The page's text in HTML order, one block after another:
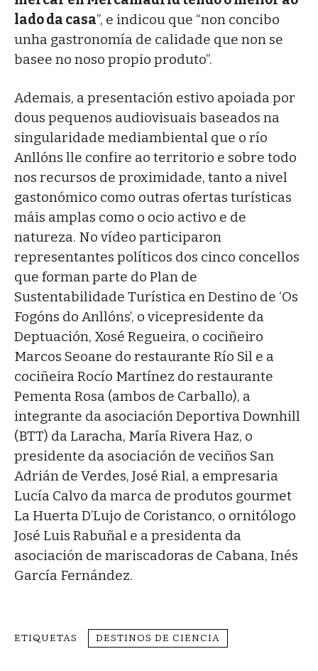
lado da casa”, e indicou que “non concibo
unha gastronomía de calidade que non se
basee no noso propio produto”.
Ademais, a presentación estivo apoiada por
dous pequenos audiovisuais baseados na
singularidade mediambiental que o río
Anllóns lle confire ao territorio e sobre todo
nos recursos de proximidade, tanto a nivel
gastonómico como outras ofertas turísticas
máis amplas como o ocio activo e de
natureza. No vídeo participaron
representantes políticos dos cinco concellos
que forman parte do Plan de
Sustentabilidade Turística en Destino de ‘Os
Fogóns do Anllóns’, o vicepresidente da
Deptuación, Xosé Regueira, o cociñeiro
Marcos Seoane do restaurante Río Sil e a
cociñeira Rocío Martínez do restaurante
Pementa Rosa (ambos de Carballo), a
integrante da asociación Deportiva Downhill
(BTT) da Laracha, María Rivera Haz, o
presidente da asociación de veciños San
Adrián de Verdes, José Rial, a empresaria
Lucía Calvo da marca de produtos gourmet
La Huerta D’Lujo de Coristanco, o ornitólogo
José Luis Rabuñal e a presidenta da
asociación de mariscadoras de Cabana, Inés
García Fernández.
ETIQUETAS DESTINOS DE CIENCIA